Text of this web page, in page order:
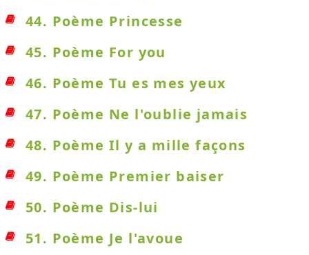
44. Poème Princesse
45. Poème For you
46. Poème Tu es mes yeux
47. Poème Ne l'oublie jamais
48. Poème Il y a mille façons
49. Poème Premier baiser
50. Poème Dis-lui
51. Poème Je l'avoue